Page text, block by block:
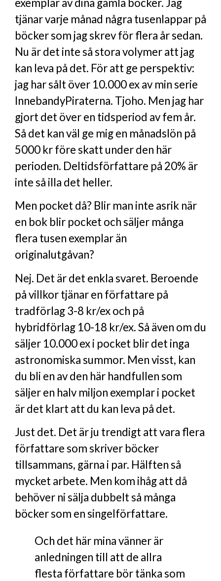
tjänar varje månad några tusenlappar på
böcker som jag skrev för flera år sedan.
Nu är det inte så stora volymer att jag
kan leva på det. För att ge perspektiv:
jag har sålt över 10.000 ex av min serie
InnebandyPiraterna. Tjoho. Men jag har
gjort det över en tidsperiod av fem år.
Så det kan väl ge mig en månadslön på
5000 kr före skatt under den här
perioden. Deltidsförfattare på 20% är
inte så illa det heller.
Men pocket då? Blir man inte asrik när
en bok blir pocket och säljer många
flera tusen exemplar än
originalutgåvan?
Nej. Det är det enkla svaret. Beroende
på villkor tjänar en författare på
tradförlag 3-8 kr/ex och på
hybridförlag 10-18 kr/ex. Så även om du
säljer 10.000 ex i pocket blir det inga
astronomiska summor. Men visst, kan
du bli en av den här handfullen som
säljer en halv miljon exemplar i pocket
är det klart att du kan leva på det.
Just det. Det är ju trendigt att vara flera
författare som skriver böcker
tillsammans, gärna i par. Hälften så
mycket arbete. Men kom ihåg att då
behöver ni sälja dubbelt så många
böcker som en singelförfattare.
Och det här mina vänner är
anledningen till att de allra
flesta författare bör tänka som